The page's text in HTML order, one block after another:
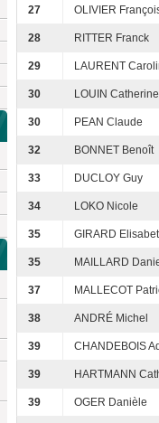
27 OLIVIER
28 RITTER Franck
29 LAURENT
30 LOUIN Catherine
30 PEAN Claude
32 BONNET Benoît
33 DUCLOY Guy
34 LOKO Nicole
35 GIRARD
35 MAILLARD
37 MALLECOT
38 ANDRÉ Michel
39 CHANDEBOIS
39 HARTMANN
39 OGER Danièle